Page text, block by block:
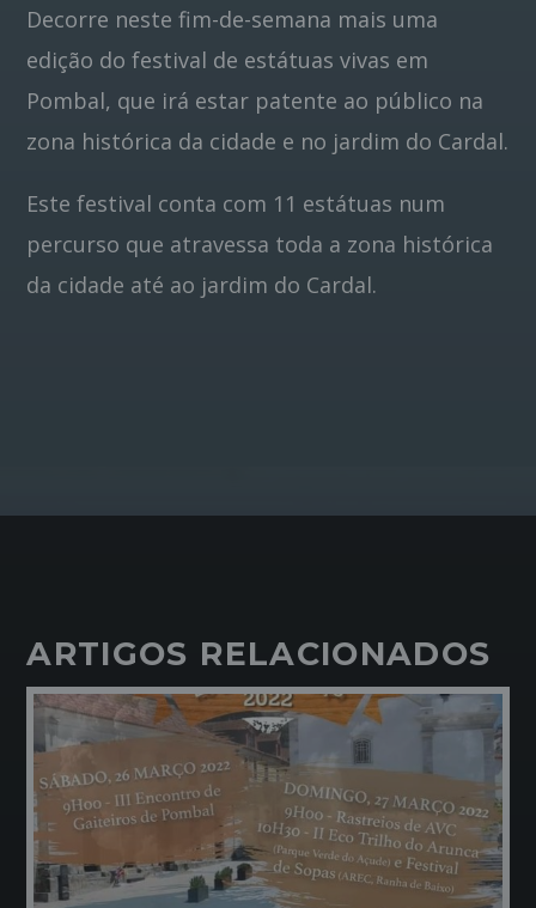
Pinterest
Decorre neste fim-de-semana mais uma
edição do festival de estátuas vivas em
Pombal, que irá estar patente ao público na
zona histórica da cidade e no jardim do Cardal.
Este festival conta com 11 estátuas num
percurso que atravessa toda a zona histórica
da cidade até ao jardim do Cardal.
ARTIGOS RELACIONADOS